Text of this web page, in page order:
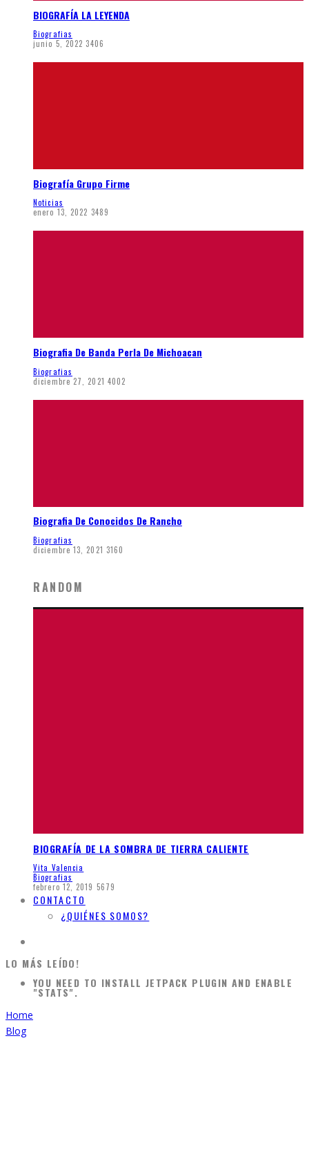
BIOGRAFÍA LA LEYENDA
Biografias
junio 5, 2022 3406
Biografía Grupo Firme
Noticias
enero 13, 2022 3489
Biografia De Banda Perla De Michoacan
Biografias
diciembre 27, 2021 4002
Biografia De Conocidos De Rancho
Biografias
diciembre 13, 2021 3160
RANDOM
BIOGRAFÍA DE LA SOMBRA DE TIERRA CALIENTE
Vita Valencia
Biografias
febrero 12, 2019 5679
CONTACTO
¿QUIÉNES SOMOS?
LO MÁS LEÍDO!
YOU NEED TO INSTALL JETPACK PLUGIN AND ENABLE
"STATS".
Home
Blog